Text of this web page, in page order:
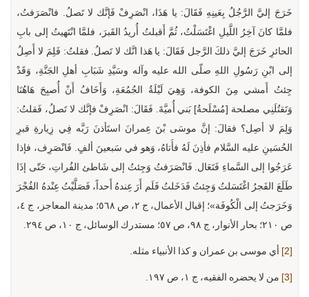
خَرَجَ إليَّ الرَّجُلُ بِعَينِهِ فَقَالَ: يا هَذَا، انْصَرِفْ فَإنَّك لا تَصلُ. فانْصَرَفتُ،
فلمَّا كانَ آخِرُ اللَّيلِ اغْتَسَلْتُ، ثُمَّ أَقبلتُ أُريدُ القَبرَ، فلمَّا انْتَهيتُ إلى بابِ
الحائرِ خَرَجَ إليَّ ذلكَ الرَّجل فَقَالَ: يا هَذا انَّك لا تَصلُ. فقلتُ: فَلِمَ لا أَصِلُ
إلى ابْنِ رَسُولِ اللهِ صلّى الله عليه وآله وسَيَّدِ شَبَابِ أهلِ الجَنَّةِ، وَقَدْ
جِئتُ أَمشي مِنَ الكوفة، وَهِيَ لَيْلَةُ الجُمُعَةِ، وَأَخَافُ أَنْ أُصبِحَ هَاهُنَا
وَتَقتُلَنِي مصلحة [مُسْلَحةُ] بَني أُميَّةَ. فَقَالَ: انْصَرِفْ فإنَّك لا تَصلُ، فَقلتُ:
وَلِمَ لا أصِل؟ فقالَ: إنَّ موسَى بْنَ عِمرانَ استَأذنَ رَبَّه فِي زِيارةِ قبرِ
الحُسَينِ عليه السَّلام فأذِنَ لَهُ فأَتاهُ، وَهو في سَبعينَ ألفٍ. فَانْصَرِف، فإذا
عَرَجُوا إلى السَّماءِ فَتَعَال. فَانْصَرَفتُ وَجِئتُ إلى شَاطئ الفُراتِ، حَتّى إذَا
طَلَعَ الفَجرُ اغْتَسَلتُ وَجِئتُ فَدَخَلتُ فَلَم أَرَ عِندهُ أَحداً، فَصَلَّيْتُ عِنْدهُ الفُجْرَ
وَخَرَجتُ إلى الْكُوفَة»؛ إقبال الأعمال، ج ٢، ص ٥٦٨؛ مدينة المعاجز، ج ٤،
ص ٢١٠؛ بحار الأنوار، ج ٩٨، ص ٥٧؛ مستدرك الوسائل، ج ١٠، ص ٢٩٤.
[2] أي موسى بن عمران و كذا الأنبياء مثله.
[3] من لا يحضره الفقيه، ج ١، ص ١٩٧.